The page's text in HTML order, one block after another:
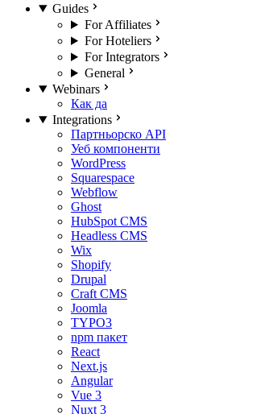
Guides
For Affiliates
For Hoteliers
For Integrators
General
Webinars
Как да
Integrations
Партньорско API
Уеб компоненти
WordPress
Squarespace
Webflow
Ghost
HubSpot CMS
Headless CMS
Wix
Shopify
Drupal
Craft CMS
Joomla
TYPO3
npm пакет
React
Next.js
Angular
Vue 3
Nuxt 3